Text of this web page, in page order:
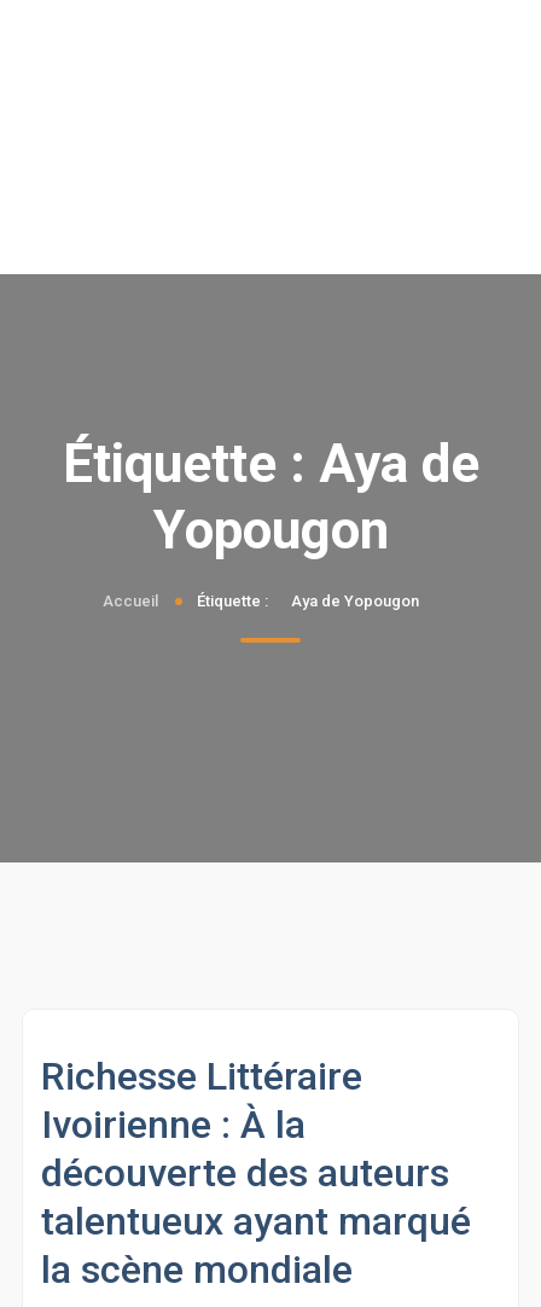
Étiquette : Aya de
Yopougon
Accueil Étiquette : Aya de Yopougon
Richesse Littéraire
Ivoirienne : À la
découverte des auteurs
talentueux ayant marqué
la scène mondiale